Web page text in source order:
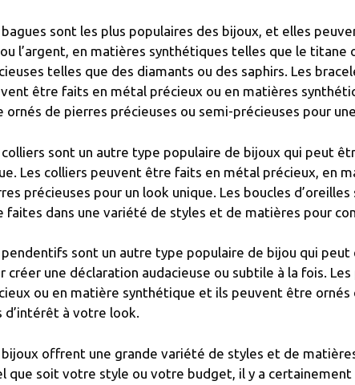
bagues sont les plus populaires des bijoux, et elles
ou l’argent, en matières synthétiques telles que le
telles que des diamants ou des saphirs. Les
être faits en métal précieux ou en matières
ornés de pierres précieuses ou semi-précieuses pour
colliers sont un autre type populaire de bijoux qui peut
Les colliers peuvent être faits en métal précieux, en
précieuses pour un look unique. Les boucles
faites dans une variété de styles et de matières pour
pendentifs sont un autre type populaire de bijou qui peut
créer une déclaration audacieuse ou subtile à la fois.
ou en matière synthétique et ils peuvent être
d’intérêt à votre look.
bijoux offrent une grande variété de styles et de
que soit votre style ou votre budget, il y a